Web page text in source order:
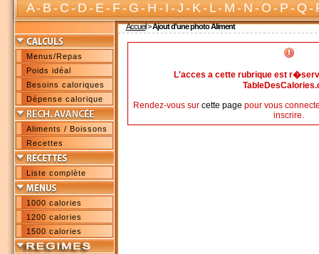
A-B-C-D-E-F-G-H-I-J-K-L-M-N-O-P-Q-
Accueil>Ajout d'une photo Aliment
Menus/Repas
Poids idéal
Besoins caloriques
Dépense calorique
Aliments / Boissons
Recettes
Liste complète
1000 calories
1200 calories
1500 calories
L'acces a cette rubrique est
Rendez-vous sur cette page pour vous
inscrire.